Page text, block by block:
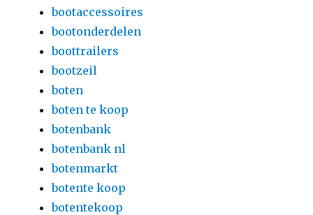
bootaccessoires
bootonderdelen
boottrailers
bootzeil
boten
boten te koop
botenbank
botenbank nl
botenmarkt
botente koop
botentekoop